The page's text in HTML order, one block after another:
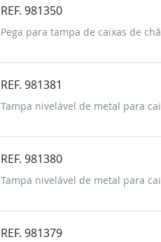
REF. 981350
Pega para tampa de caixas de
REF. 981381
Tampa nivelável de metal para
REF. 981380
Tampa nivelável de metal para
REF. 981379